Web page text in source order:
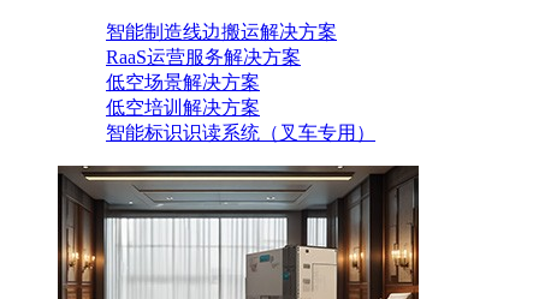
智能制造线边搬运解决方案
RaaS运营服务解决方案
低空场景解决方案
低空培训解决方案
智能标识识读系统（叉车专用）